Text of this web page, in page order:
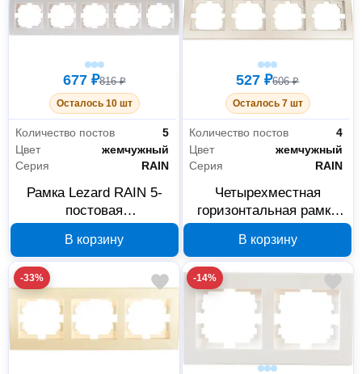
677 ₽816 ₽
Осталось 10 шт
Количество постов
5
Цвет
жемчужный
Серия
RAIN
Рамка Lezard RAIN 5-
постовая
жемчужная 703-3030-
150
В корзину
527 ₽606 ₽
Осталось 7 шт
Количество постов
4
Цвет
жемчужный
Серия
RAIN
Четырехместная
горизонтальная рамка
703-3030-149
В корзину
-33% -14%